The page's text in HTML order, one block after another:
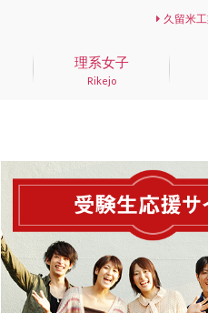
久留米
Rikejo
理系女子